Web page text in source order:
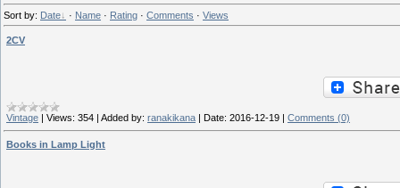
Sort by: Date · Name · Rating · Comments · Views
2CV
Vintage | Views: 354 | Added by: ranakikana | Date: 2016-12-19 | Comments (0)
Books in Lamp Light